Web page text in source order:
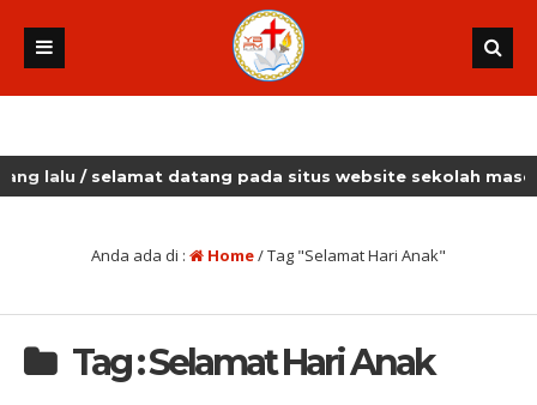
/ selamat datang pada situs website sekolah masehi
Anda ada di : Home/Tag "Selamat Hari Anak"
Tag : Selamat Hari Anak